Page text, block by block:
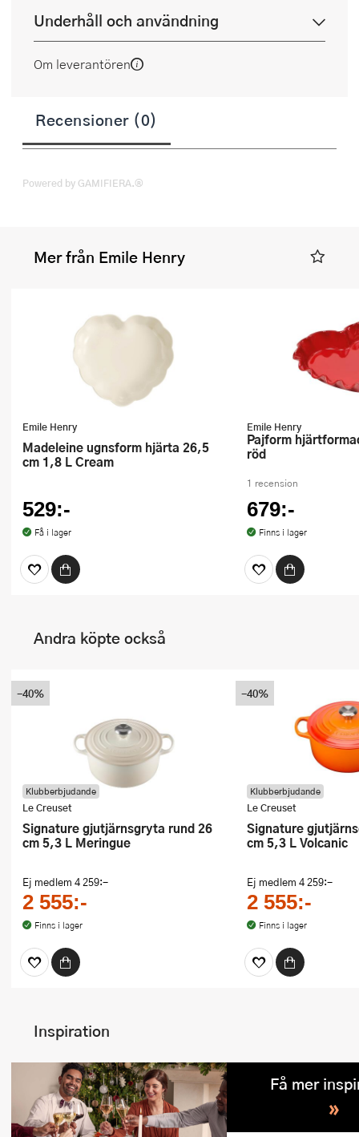
Underhåll och användning
Om leverantören
Recensioner (0)
Powered by GAMIFIERA.®
Mer från Emile Henry
Emile Henry
Madeleine ugnsform hjärta 26,5
cm 1,8 L Cream
529:-
Få i lager
Emile Henry
Pajform hjärtformad 33 cm 1,5 L
röd
1 recension
679:-
Finns i lager
Andra köpte också
Klubberbjudande
Le Creuset
Signature gjutjärnsgryta rund 26
cm 5,3 L Meringue
Ej medlem 4 259:-
2 555:-
Finns i lager
-40%
Klubberbjudande
Le Creuset
Signature gjutjärnsgryta rund 26
cm 5,3 L Volcanic
Ej medlem 4 259:-
2 555:-
Finns i lager
-40%
Inspiration
Få mer
»